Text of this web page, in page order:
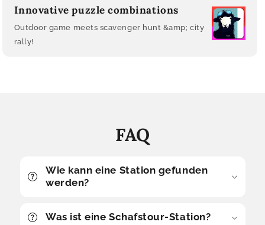
Innovative puzzle combinations
Outdoor game meets scavenger hunt &amp; city
rally!
FAQ
Wie kann eine Station gefunden
werden?
Was ist eine Schafstour-Station?